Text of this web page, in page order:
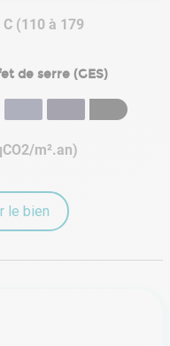
de gérer vos paramètres
C (110 à 179
de serre (GES)
m².an)
le bien